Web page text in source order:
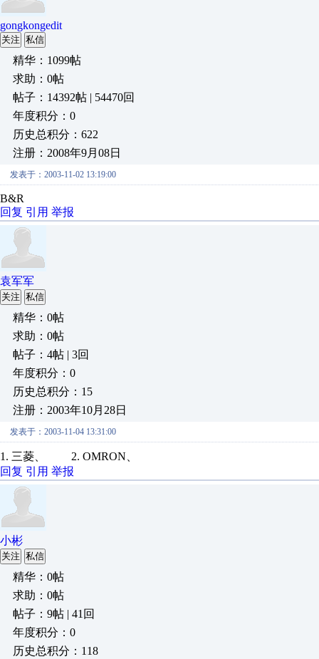
gongkongedit
关注 私信
精华：1099帖
求助：0帖
帖子：14392帖 | 54470回
年度积分：0
历史总积分：622
注册：2008年9月08日
发表于：2003-11-02 13:19:00
B&R
回复 引用 举报
袁军军
关注 私信
精华：0帖
求助：0帖
帖子：4帖 | 3回
年度积分：0
历史总积分：15
注册：2003年10月28日
发表于：2003-11-04 13:31:00
1. 三菱、 2. OMRON、
回复 引用 举报
小彬
关注 私信
精华：0帖
求助：0帖
帖子：9帖 | 41回
年度积分：0
历史总积分：118